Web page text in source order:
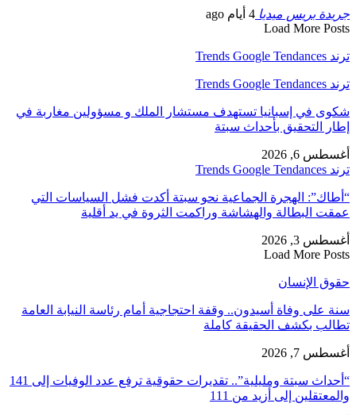
جريدة بريس ميديا 4 أيام ago
Load More Posts
ترند Trends Google Tendances
ترند Trends Google Tendances
شكوى في إسبانيا تستهدف مستشار الملك و مسؤولين مغاربة في
إطار التحقيق بأحداث سبتة
أغسطس 6, 2026
ترند Trends Google Tendances
“أطاك”: الهجرة الجماعية نحو سبتة أكدت فشل السياسات التي
عمقت البطالة والهشاشة وراكمت الثروة في يد أقلية
أغسطس 3, 2026
Load More Posts
حقوق الإنسان
سنة على وفاة أسيدون.. وقفة احتجاجية أمام رئاسة النيابة العامة
تطالب بكشف الحقيقة كاملة
أغسطس 7, 2026
“أحداث سبتة ومليلية”.. تقديرات حقوقية ترفع عدد الوفيات إلى 141
والمعتقلين إلى أزيد من 111